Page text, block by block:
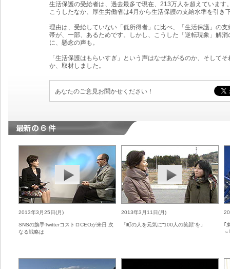
生活保護の受給者は、過去最多で現在、213万人を超えています
こうしたなか、厚生労働省は4月から生活保護の支給水準を引き
理由は、受給していない「低所得者」に比べ、「生活保護」の
帯が、一部、あるためです。しかし、こうした「逆転現象」解
に、懸念の声も。
「生活保護はもらいすぎ」という声はなぜあがるのか、そして
か、取材しました。
あなたのご意見お聞かせください！
2013年3月25日(月)
SNSの旗手TwitterコストロCEOが来日 次
なる戦略は
2013年3月11日(月)
「町の人を元気に“100人の笑顔”を」
｢